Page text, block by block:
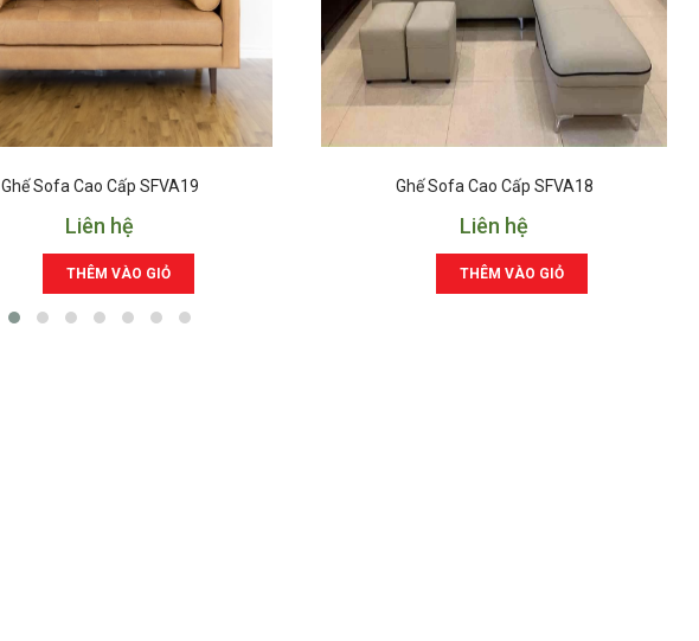
Ghế Sofa Cao Cấp SFVA19
Liên hệ
THÊM VÀO GIỎ
Ghế Sofa Cao Cấp SFVA18
Liên hệ
THÊM VÀO GIỎ